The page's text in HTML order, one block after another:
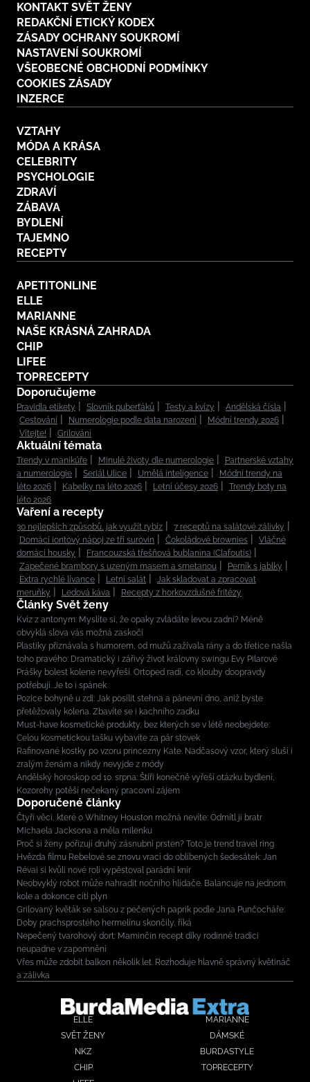
KONTAKT SVĚT ŽENY
REDAKČNÍ ETICKÝ KODEX
ZÁSADY OCHRANY SOUKROMÍ
NASTAVENÍ SOUKROMÍ
VŠEOBECNÉ OBCHODNÍ PODMÍNKY
COOKIES ZÁSADY
INZERCE
VZTAHY
MÓDA A KRÁSA
CELEBRITY
PSYCHOLOGIE
ZDRAVÍ
ZÁBAVA
BYDLENÍ
TAJEMNO
RECEPTY
APETITONLINE
ELLE
MARIANNE
NAŠE KRÁSNÁ ZAHRADA
CHIP
LIFEE
TOPRECEPTY
Doporučujeme
Pravidla etikety Slovník puberťáků Testy a kvízy
Andělská čísla
Cestování
Numerologie podle data narození
Módní trendy 2026
Vítejte!
Grilování
Aktuální témata
Trendy v manikúře Minulé životy dle numerologie
Partnerské vztahy
a numerologie
Seriál Ulice Umělá inteligence
Módní trendy na
léto 2026
Kabelky na léto 2026 Letní účesy 2026
Trendy boty na
léto 2026
Vaření a recepty
30 nejlepších způsobů, jak využít rybíz
7 receptů na salátové zálivky
Domácí iontový nápoj ze tří surovin
Čokoládové brownies
Vláčné
domácí housky
Francouzská třešňová bublanina (Clafoutis)
Zapečené brambory s uzeným masem a smetanou
Perník s jablky
Extra rychlé lívance
Letní salát
Jak skladovat a zpracovat
meruňky
Ledová káva Recepty z horkovzdušné fritézy
Články Svět ženy
Kvíz z antonym: Myslíte si, že opaky zvládáte levou zadní? Méně
obvyklá slova vás možná zaskočí
Plastiky přiznávala s humorem, od mužů zažívala rány a do třetice našla
toho pravého: Dramatický i zářivý život královny swingu Evy Pilarové
Prášky bolest kolene nevyřeší. Ortoped radí, co klouby doopravdy
potřebují. Je to i spánek
Pozice bohyně u zdi: Jak posílit stehna a pánevní dno, aniž byste
přetěžovaly kolena. Zbavíte se i kachního zadku
Must-have kosmetické produkty, bez kterých se v létě neobejdete:
Celou kosmetickou tašku vybavíte za pár stovek
Rafinované kostky po vzoru princezny Kate. Nadčasový vzor, který sluší i
zralým ženám a nikdy nevyjde z módy
Andělský horoskop od 10. srpna: Štíři konečně vyřeší otázku bydlení,
Kozorohy potěší nečekaný pracovní zájem
Doporučené články
Čtyři věci, které o Whitney Houston možná nevíte: Odmítl ji bratr
Michaela Jacksona a měla milenku
Proč si ženy pořizují druhý zásnubní prsten? Toto je trend travel ring
Hvězda filmu Rebelové se znovu vrací do oblíbených šedesátek: Jan
Révai si kvůli nové roli vypěstoval parádní knír
Neobvyklý robot může nahradit nočního hlídače. Balancuje na jednom
kole a dokonce cítí plyn
Grilovaný květák se salsou z pečených paprik podle Jana Punčocháře:
Doby prachsprostého hermelínu skončily, říká
Nepečený tvarohový dort: Maminčin recept díky rodinné tradici
neupadne v zapomnění
Vřes může zdobit balkon několik let. Rozhoduje hlavně správný květináč
a zálivka
ELLE
MARIANNE
SVĚT ŽENY
DÁMSKÉ
NKZ
BURDASTYLE
CHIP
TOPRECEPTY